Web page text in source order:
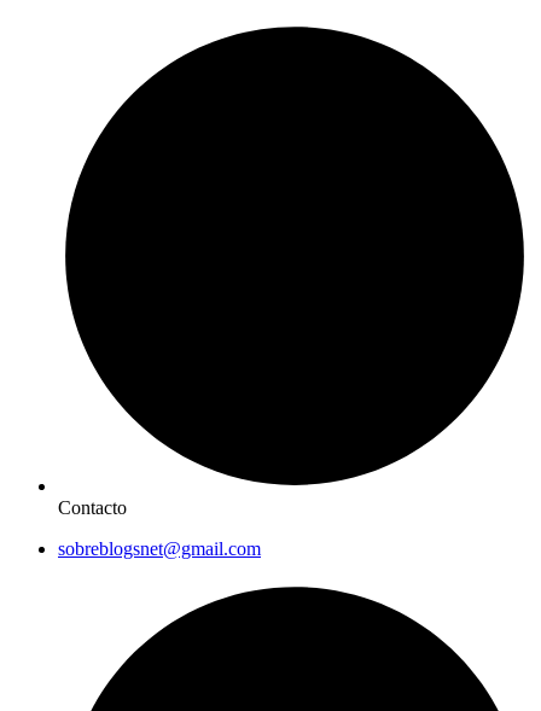
Contacto
sobreblogsnet@gmail.com